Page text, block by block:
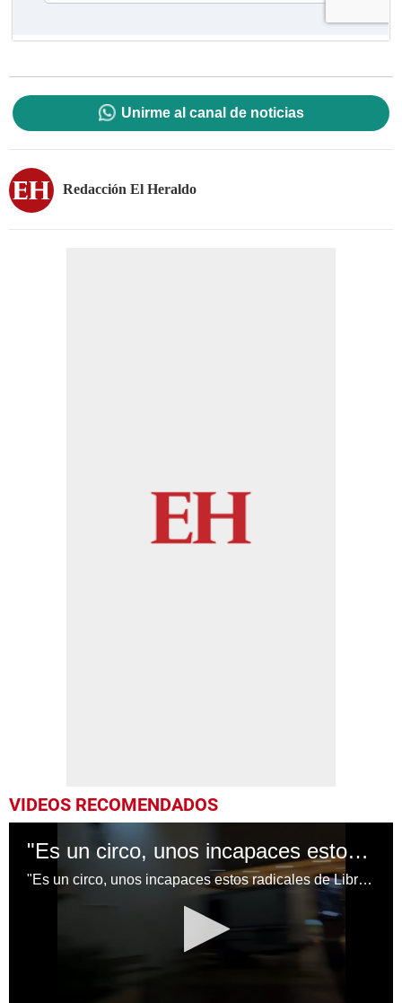
Unirme al canal de noticias
Redacción El Heraldo
VIDEOS RECOMENDADOS
"Es un circo, unos incapaces estos radicales de Libre": Tomás Zambrano
"Es un circo, unos incapaces estos radicales de Libre": Tomás Zambrano